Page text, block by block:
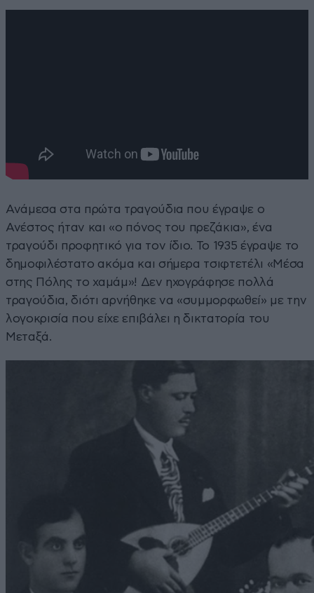
Ανάμεσα στα πρώτα τραγούδια που έγραψε ο
Ανέστος ήταν και «ο πόνος του πρεζάκια», ένα
τραγούδι προφητικό για τον ίδιο. Το 1935 έγραψε το
δημοφιλέστατο ακόμα και σήμερα τσιφτετέλι «Μέσα
στης Πόλης το χαμάμ»! Δεν ηχογράφησε πολλά
τραγούδια, διότι αρνήθηκε να «συμμορφωθεί» με την
λογοκρισία που είχε επιβάλει η δικτατορία του
Μεταξά.